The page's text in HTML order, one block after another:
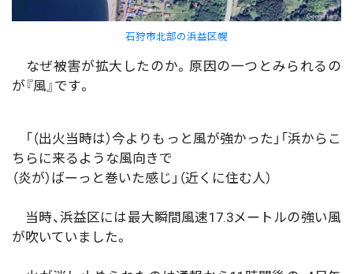
石狩市北部の浜益区幌
なぜ被害が拡大したのか。原因の一つとみられるの
が『風』です。
「（出火当時は）今よりもっと風が強かった」「浜からこ
ちらに来るような風向きで
（炎が）ばーっと巻いた感じ」（近くに住む人）
当時、浜益区には最大瞬間風速17.3メートルの強い風
が吹いていました。